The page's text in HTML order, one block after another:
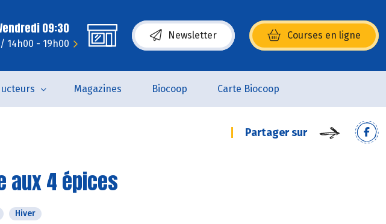
09:30
14h00 - 19h00
Newsletter Courses en ligne
(s’ouvre dans une nouvelle fenêtre)
Magazines Biocoop Carte Biocoop
Partager sur
aux 4 épices
Hiver